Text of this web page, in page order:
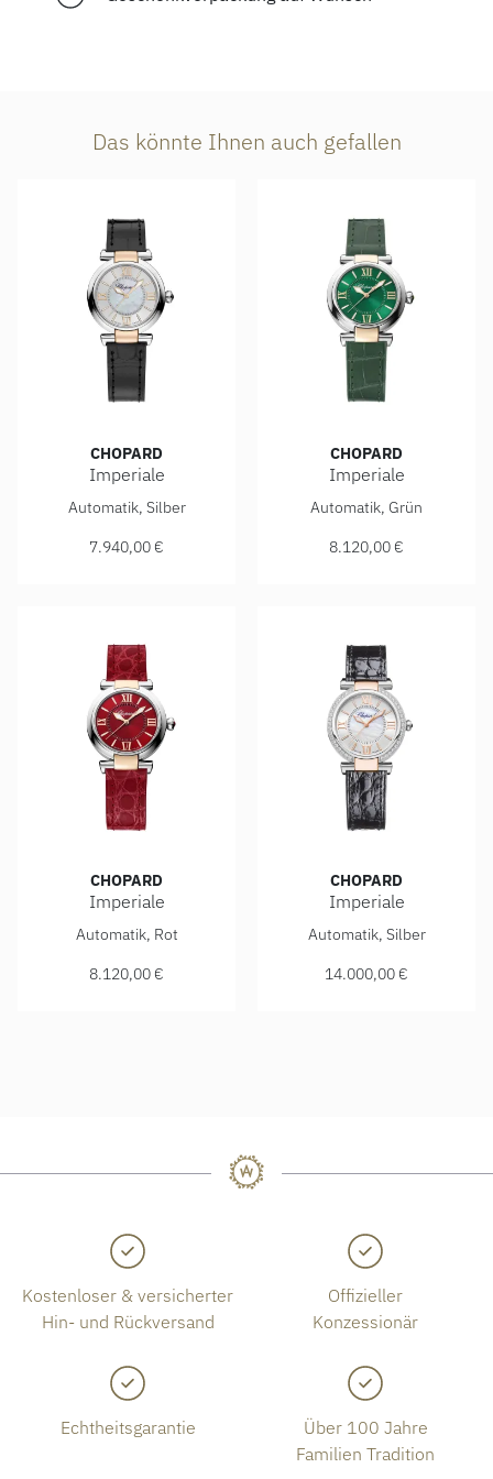
Das könnte Ihnen auch gefallen
CHOPARD
Imperiale
Chopard Imperiale, Ref: 388563-6005, Preis: 7.940,00 €
Automatik, Silber
7.940,00 €
CHOPARD
Imperiale
Chopard Imperiale, Ref:
Automatik, Grün
8.120,00 €
CHOPARD
Imperiale
Chopard Imperiale, Ref: 388563-6016, Preis: 8.120,00 €
Automatik, Rot
8.120,00 €
CHOPARD
Imperiale
Chopard Imperiale, Ref:
Automatik, Silber
14.000,00 €
Kostenloser & versicherter
Hin- und Rückversand
Offizieller
Konzessionär
Echtheitsgarantie
Über 100 Jahre
Familien Tradition